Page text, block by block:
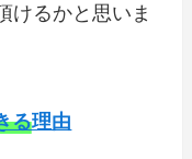
けるかと思いま
る理由